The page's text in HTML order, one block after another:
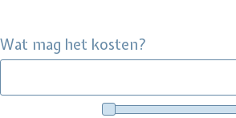
Wat mag het kosten?